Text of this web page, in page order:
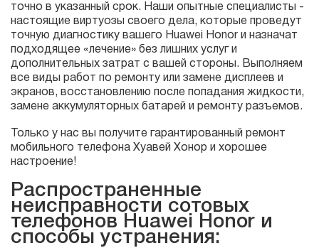
точно в указанный срок. Наши опытные специалисты -
настоящие виртуозы своего дела, которые проведут
точную диагностику вашего Huawei Honor и назначат
подходящее «лечение» без лишних услуг и
дополнительных затрат с вашей стороны. Выполняем
все виды работ по ремонту или замене дисплеев и
экранов, восстановлению после попадания жидкости,
замене аккумуляторных батарей и ремонту разъемов.
Только у нас вы получите гарантированный ремонт
мобильного телефона Хуавей Хонор и хорошее
настроение!
Распространенные
неисправности сотовых
телефонов Huawei Honor и
способы устранения: